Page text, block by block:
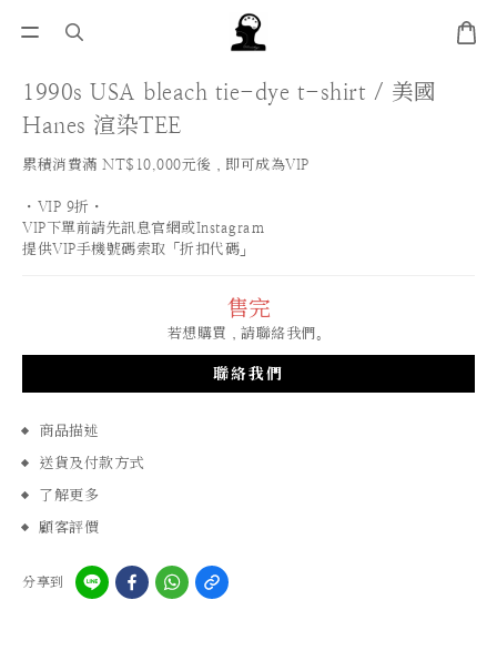
1990s USA bleach tie-dye t-shirt / 美國
Hanes 渲染TEE
累積消費滿 NT$10,000元後，即可成為VIP
・VIP 9折・
VIP下單前請先訊息官網或Instagram
提供VIP手機號碼索取「折扣代碼」
售完
若想購買，請聯絡我們。
聯絡我們
商品描述
送貨及付款方式
了解更多
顧客評價
分享到